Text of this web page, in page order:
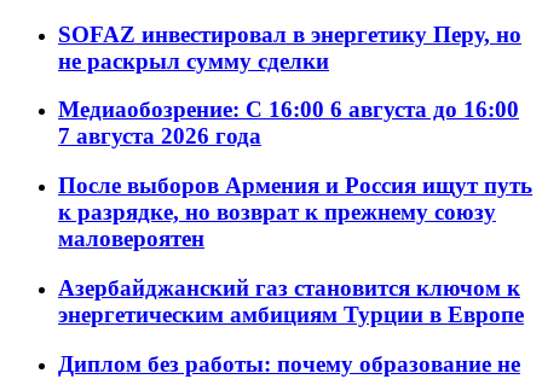
SOFAZ инвестировал в энергетику Перу, но
не раскрыл сумму сделки
Медиаобозрение: С 16:00 6 августа до 16:00
7 августа 2026 года
После выборов Армения и Россия ищут путь
к разрядке, но возврат к прежнему союзу
маловероятен
Азербайджанский газ становится ключом к
энергетическим амбициям Турции в Европе
Диплом без работы: почему образование не